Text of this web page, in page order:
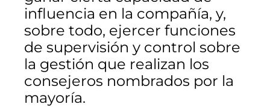
influencia en la compañía, y,
sobre todo, ejercer funciones
de supervisión y control sobre
la gestión que realizan los
consejeros nombrados por la
mayoría.